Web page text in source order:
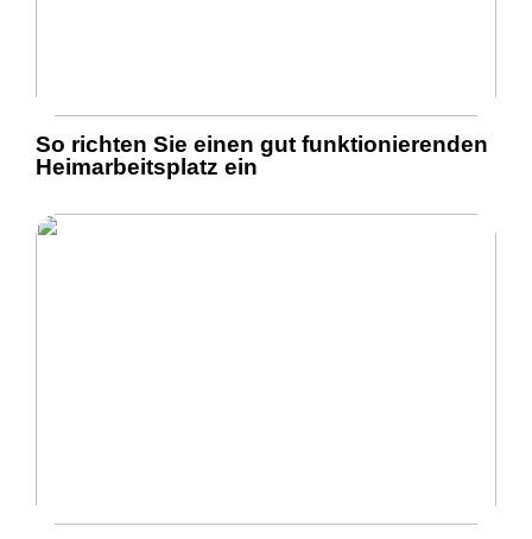
So richten Sie einen gut funktionierenden
Heimarbeitsplatz ein